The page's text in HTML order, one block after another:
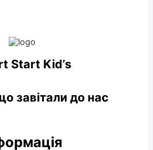
Start Kid’s
завітали до нас